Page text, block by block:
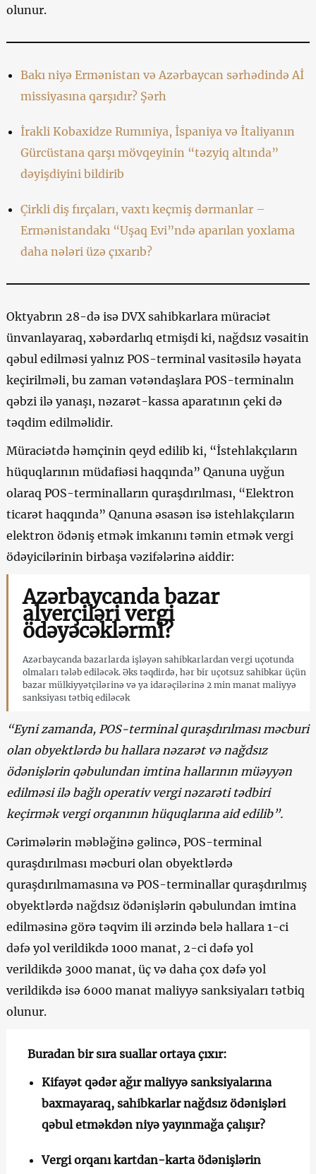
olunur.
Bakı niyə Ermənistan və Azərbaycan sərhədində Aİ
missiyasına qarşıdır? Şərh
İrakli Kobaxidze Rumıniya, İspaniya və İtaliyanın
Gürcüstana qarşı mövqeyinin “təzyiq altında”
dəyişdiyini bildirib
Çirkli diş fırçaları, vaxtı keçmiş dərmanlar –
Ermənistandakı “Uşaq Evi”ndə aparılan yoxlama
daha nələri üzə çıxarıb?
Oktyabrın 28-də isə DVX sahibkarlara müraciət
ünvanlayaraq, xəbərdarlıq etmişdi ki, nağdsız vəsaitin
qəbul edilməsi yalnız POS-terminal vasitəsilə həyata
keçirilməli, bu zaman vətəndaşlara POS-terminalın
qəbzi ilə yanaşı, nəzarət-kassa aparatının çeki də
təqdim edilməlidir.
Müraciətdə həmçinin qeyd edilib ki, “İstehlakçıların
hüquqlarının müdafiəsi haqqında” Qanuna uyğun
olaraq POS-terminalların quraşdırılması, “Elektron
ticarət haqqında” Qanuna əsasən isə istehlakçıların
elektron ödəniş etmək imkanını təmin etmək vergi
ödəyicilərinin birbaşa vəzifələrinə aiddir:
Azərbaycanda bazar
alverçiləri vergi
ödəyəcəklərmi?
Azərbaycanda bazarlarda işləyən sahibkarlardan vergi uçotunda
olmaları tələb ediləcək. Əks təqdirdə, hər bir uçotsuz sahibkar üçün
bazar mülkiyyətçilərinə və ya idarəçilərinə 2 min manat maliyyə
sanksiyası tətbiq ediləcək
“Eyni zamanda, POS-terminal quraşdırılması məcburi
olan obyektlərdə bu hallara nəzarət və nağdsız
ödənişlərin qəbulundan imtina hallarının müəyyən
edilməsi ilə bağlı operativ vergi nəzarəti tədbiri
keçirmək vergi orqanının hüquqlarına aid edilib”.
Cərimələrin məbləğinə gəlincə, POS-terminal
quraşdırılması məcburi olan obyektlərdə
quraşdırılmamasına və POS-terminallar quraşdırılmış
obyektlərdə nağdsız ödənişlərin qəbulundan imtina
edilməsinə görə təqvim ili ərzində belə hallara 1-ci
dəfə yol verildikdə 1000 manat, 2-ci dəfə yol
verildikdə 3000 manat, üç və daha çox dəfə yol
verildikdə isə 6000 manat maliyyə sanksiyaları tətbiq
olunur.
Buradan bir sıra suallar ortaya çıxır:
Kifayət qədər ağır maliyyə sanksiyalarına
baxmayaraq, sahibkarlar nağdsız ödənişləri
qəbul etməkdən niyə yayınmağa çalışır?
Vergi orqanı kartdan-karta ödənişlərin